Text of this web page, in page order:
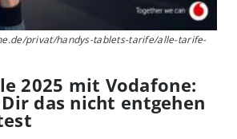
privat/handys-tablets-tarife/alle-tarife-
2025 mit Vodafone:
das nicht entgehen